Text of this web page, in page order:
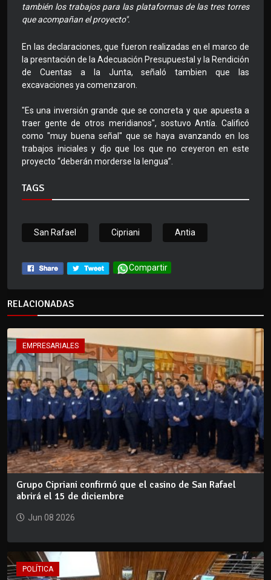
también los trabajos para las plataformas de las tres torres
que acompañan el proyecto".
En las declaraciones, que fueron realizadas en el marco de
la presntación de la Adecuación Presupuestal y la Rendición
de Cuentas a la Junta, señaló tambien que las
excavaciones ya comenzaron.
"Es una inversión grande que se concreta y que apuesta a
traer gente de otros meridianos", sostuvo Antía. Calificó
como "muy buena señal" que se haya avanzando en los
trabajos iniciales y djo que los que no creyeron en este
proyecto “deberán morderse la lengua”.
TAGS
San Rafael Cipriani Antia
Compartir
RELACIONADAS
EMPRESARIALES
Grupo Cipriani confirmó que el casino de San Rafael
abrirá el 15 de diciembre
Jun 08 2026
POLÍTICA